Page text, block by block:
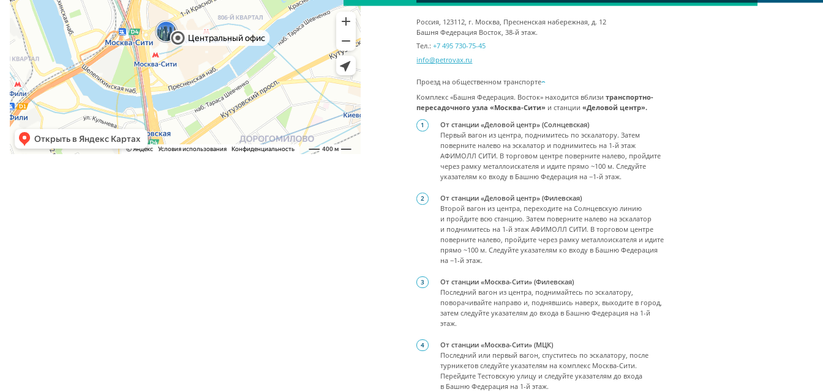
Россия, 123112, г. Москва, Пресненская набережная, д. 12
Башня Федерация Восток, 38-й этаж.
Тел.:+7 495 730-75-45
info@petrovax.ru
Проезд на общественном транспорте
Комплекс «Башня Федерация. Восток» находится вблизитранспортно-
пересадочного узла «Москва-Сити» и станции«Деловой центр».
От станции «Деловой центр» (Солнцевская)
Первый вагон из центра, поднимитесь по эскалатору. Затем
поверните налево на эскалатор и поднимитесь на 1-й этаж
АФИМОЛЛ СИТИ. В торговом центре поверните налево, пройдите
через рамку металлоискателя и идите прямо ~100 м. Следуйте
указателям ко входу в Башню Федерация на −1-й этаж.
От станции «Деловой центр» (Филевская)
Второй вагон из центра, переходите на Солнцевскую линию
и пройдите всю станцию. Затем поверните налево на эскалатор
и поднимитесь на 1-й этаж АФИМОЛЛ СИТИ. В торговом центре
поверните налево, пройдите через рамку металлоискателя и идите
прямо ~100 м. Следуйте указателям ко входу в Башню Федерация
на −1-й этаж.
От станции «Москва-Сити» (Филевская)
Последний вагон из центра, поднимайтесь по эскалатору,
поворачивайте направо и, поднявшись наверх, выходите в город,
затем следуйте указателям до входа в Башню Федерация на 1-й
этаж.
От станции «Москва-Сити» (МЦК)
Последний или первый вагон, спуститесь по эскалатору, после
турникетов следуйте указателям на комплекс Москва-Сити.
Перейдите Тестовскую улицу и следуйте указателям до входа
в Башню Федерация на 1-й этаж.